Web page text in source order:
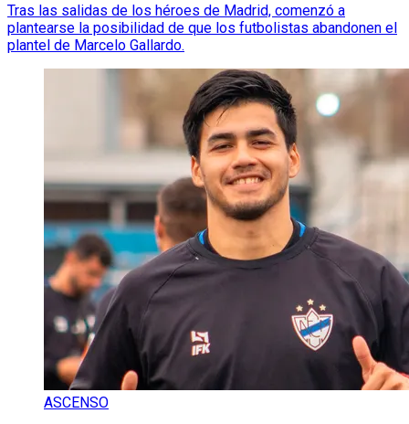
Tras las salidas de los héroes de Madrid, comenzó a
plantearse la posibilidad de que los futbolistas abandonen el
plantel de Marcelo Gallardo.
ASCENSO